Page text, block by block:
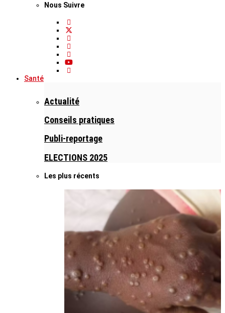
Nous Suivre
Santé
Actualité
Conseils pratiques
Publi-reportage
ELECTIONS 2025
Les plus récents